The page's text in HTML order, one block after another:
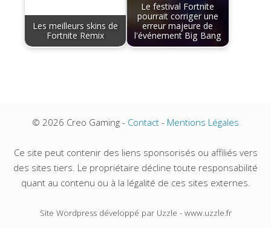
Les meilleurs skins de
Fortnite Remix
Le festival Fortnite
pourrait corriger une
erreur majeure de
l'événement Big Bang
© 2026 Creo Gaming - Contact - Mentions Légales
Ce site peut contenir des liens sponsorisés ou affiliés vers
des sites tiers. Le propriétaire décline toute responsabilité
quant au contenu ou à la légalité de ces sites externes.
Site Wordpress développé par Uzzle - www.uzzle.fr